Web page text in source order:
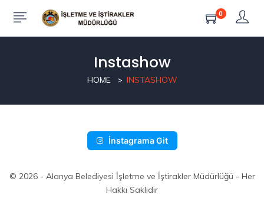
0
Instashow
HOME INSTASHOW
İnstagrama Git
© 2026 - Alanya Belediyesi İşletme ve İştirakler Müdürlüğü - Her
Hakkı Saklıdır